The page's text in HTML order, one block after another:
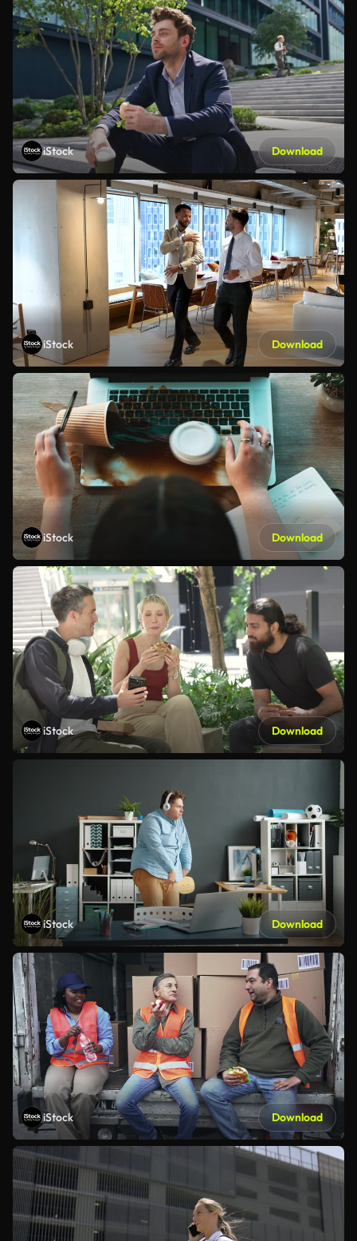
iStock Download
iStock Download
iStock Download
iStock Download
iStock Download
iStock Download